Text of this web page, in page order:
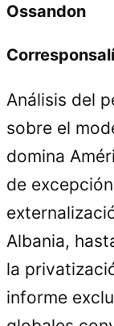
Ossandon
Análisis del
sobre el
domina
de
Albania,
la
informe